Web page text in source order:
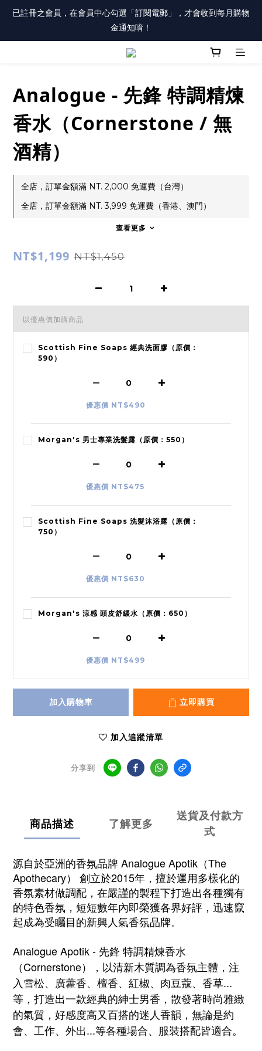
註冊會員「送100元購物金」，同時勾選「接收優惠通知」，還有
每月購物金唷！
已註冊之會員，在會員中心勾選「訂閱電郵」，才會收到每月購物
金通知唷！
註冊會員「送100元購物金」，同時勾選「接收優惠通知」，還有
Analogue - 先鋒 特調精煉
香水（Cornerstone / 無
酒精）
全店，訂單金額滿 NT. 2,000 免運費（台灣）
全店，訂單金額滿 NT. 3,999 免運費（香港、澳門）
查看更多
NT$1,199 NT$1,450
以優惠價加購商品
Scottish Fine Soaps 經典洗面膠（原價：
590）
優惠價 NT$490
Morgan's 男士專業洗髮露（原價：550）
優惠價 NT$475
Scottish Fine Soaps 洗髮沐浴露（原價：
750）
優惠價 NT$630
Morgan's 涼感 頭皮舒緩水（原價：650）
優惠價 NT$499
加入購物車 立即購買
加入追蹤清單
分享到
商品描述 了解更多
送貨及付款方
式
源自於亞洲的香氛品牌 Analogue Apotik（The
Apothecary） 創立於2015年，擅於運用多樣化的
香氛素材做調配，在嚴謹的製程下打造出各種獨有
的特色香氛，短短數年內即榮獲各界好評，迅速竄
起成為受矚目的新興人氣香氛品牌。
Analogue Apotik - 先鋒 特調精煉香水
（Cornerstone）， 以清新木質調為香氛主體，注
入雪松、廣藿香、檀香、紅椒、肉豆蔻、香草...
等，打造出一款經典的紳士男香，散發著時尚雅緻
的氣質，好感度高又百搭的迷人香韻，無論是約
會、工作、外出...等各種場合、服裝搭配皆適合。